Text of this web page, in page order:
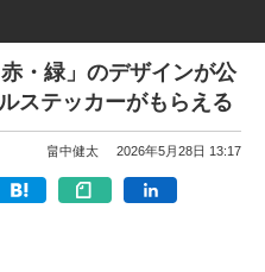
・緑」のデザインが公
ステッカーがもらえる
畠中健太 2026年5月28日 13:17